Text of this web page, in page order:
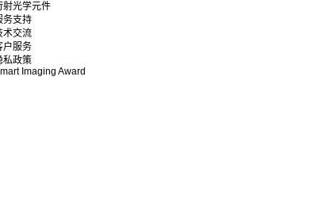
射光学元件
务支持
术交流
户服务
私政策
Imaging Award